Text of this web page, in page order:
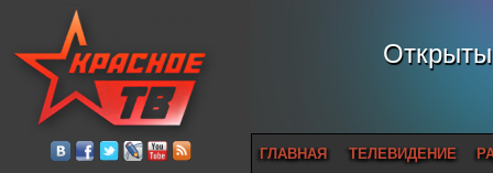
ГЛАВНАЯ ТЕЛЕВИДЕНИЕ